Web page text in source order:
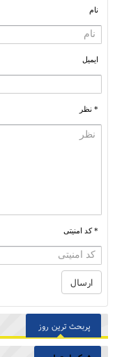
نام
ایمیل
* نظر
* کد امنیتی
پربحث ترین روز